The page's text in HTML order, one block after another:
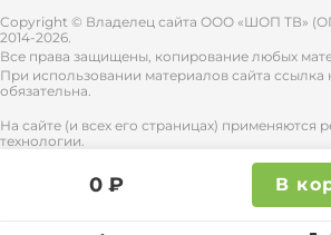
0 ₽ В
Copyright © Владелец сайта ООО «ШОП ТВ»
2014-2026.
Все права защищены, копирование любых
При использовании материалов сайта ссылка
обязательна.
На сайте (и всех его страницах) применяются
технологии.